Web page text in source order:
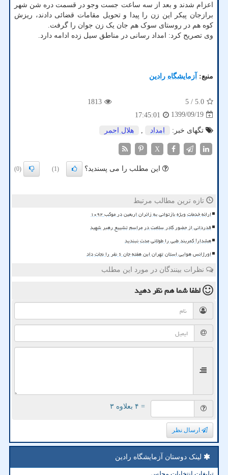
اعزام شدند و بعد از سه ساعت جست وجو در قسمت دره شن شهر
برازجان پیکر این زن را پیدا و تحویل مقامات قضائی دادند، ریزش
کوه هم در روستای سوک هم جان یک زن جوان را گرفت.
وی تصریح کرد: امداد رسانی در مناطق سیل زده ادامه دارد.
منبع: آزمایشگاه رادین
5.0
/ 5
1813
1399/09/19
17:45:01
تگهای خبر:
امداد , هلال احمر
X
این مطلب را می پسندید؟ (1)
(0)
تازه ترین مطالب مرتبط
ارائه خدمات ویژه بازتوانی به زائران اربعین در موکب ۱۰۹۲
قدردانی از حضور کادر سلامت در مراسم تشییع رهبر شهید
هشدار! کمربند طبی را طولانی مدت نبندید
اورژانس هوایی استان تهران این هفته جان ۶ نفر را نجات داد
نظرات بینندگان در مورد این مطلب
لطفا شما همنظر دهید
= ۴ بعلاوه ۳
ارسال نظر
لینک دوستان آزمایشگاه رادین